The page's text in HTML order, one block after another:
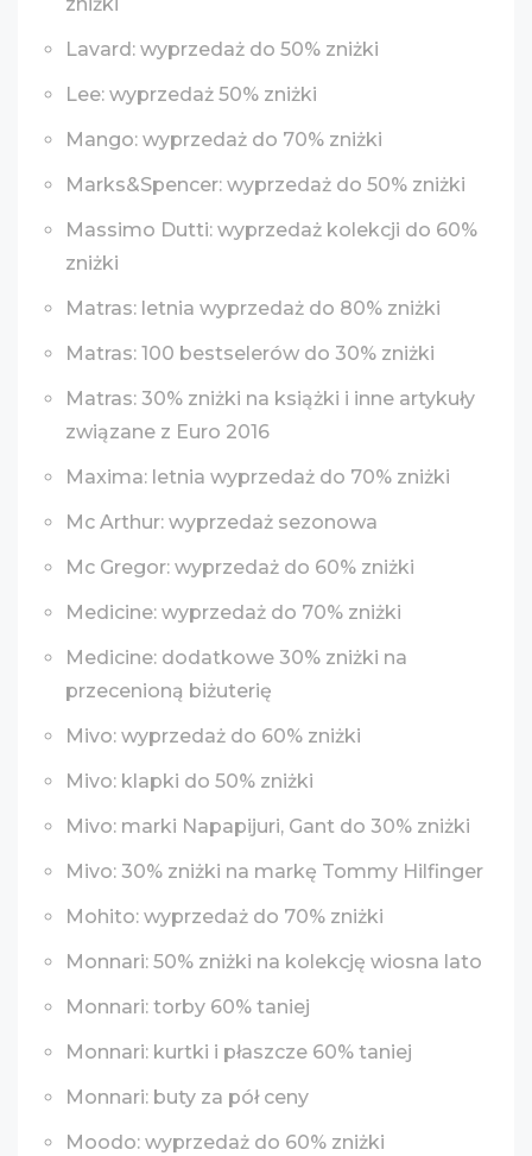
Lavard: wyprzedaż do 50% zniżki
Lee: wyprzedaż 50% zniżki
Mango: wyprzedaż do 70% zniżki
Marks&Spencer: wyprzedaż do 50% zniżki
Massimo Dutti: wyprzedaż kolekcji do 60%
zniżki
Matras: letnia wyprzedaż do 80% zniżki
Matras: 100 bestselerów do 30% zniżki
Matras: 30% zniżki na książki i inne artykuły
związane z Euro 2016
Maxima: letnia wyprzedaż do 70% zniżki
Mc Arthur: wyprzedaż sezonowa
Mc Gregor: wyprzedaż do 60% zniżki
Medicine: wyprzedaż do 70% zniżki
Medicine: dodatkowe 30% zniżki na
przecenioną biżuterię
Mivo: wyprzedaż do 60% zniżki
Mivo: klapki do 50% zniżki
Mivo: marki Napapijuri, Gant do 30% zniżki
Mivo: 30% zniżki na markę Tommy Hilfinger
Mohito: wyprzedaż do 70% zniżki
Monnari: 50% zniżki na kolekcję wiosna lato
Monnari: torby 60% taniej
Monnari: kurtki i płaszcze 60% taniej
Monnari: buty za pół ceny
Moodo: wyprzedaż do 60% zniżki